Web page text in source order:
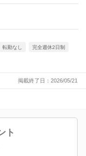
転勤なし 完全週休2日制
掲載終了日：2026/05/21
ト